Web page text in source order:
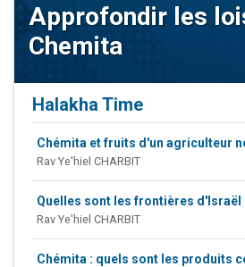
Approfondir les
Chemita
Halakha Time
Chémita et fruits d'un agriculteur
Rav Ye'hiel CHARBIT
Quelles sont les frontières d'Israël
Rav Ye'hiel CHARBIT
Chémita : quels sont les produits